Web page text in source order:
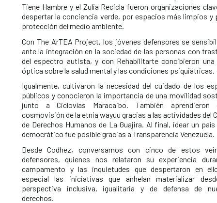
Tiene Hambre y el Zulia Recicla fueron organizaciones
despertar la conciencia verde, por espacios más limpios y
protección del medio ambiente.
Con The ArTEA Project, los jóvenes defensores se
ante la integración en la sociedad de las personas con
del espectro autista, y con Rehabilitarte concibieron una
óptica sobre la salud mental y las condiciones psiquiátricas.
Igualmente, cultivaron la necesidad del cuidado de los
públicos y conocieron la importancia de una movilidad
junto a Ciclovías Maracaibo. También
cosmovisión de la etnia wayuu gracias a las actividades del
de Derechos Humanos de La Guajira. Al final, idear un
democrático fue posible gracias a Transparencia Venezuela.
Desde Codhez, conversamos con cinco de estos
defensores, quienes nos relataron su experiencia
campamento y las inquietudes que despertaron en
especial las iniciativas que anhelan materializar
perspectiva inclusiva, igualitaria y de defensa de
derechos.